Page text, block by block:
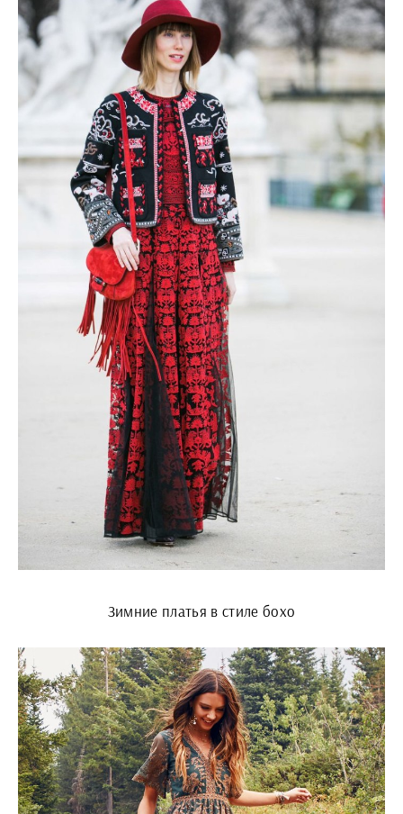
Зимние платья в стиле бохо